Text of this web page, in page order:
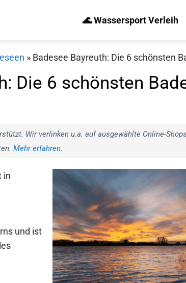
🌊 Wassersport Verleih
» Badesee Bayreuth: Die 6 schönsten
Die 6 schönsten
Wir verlinken u.a. auf ausgewählte Online-
Mehr erfahren.
in
und ist